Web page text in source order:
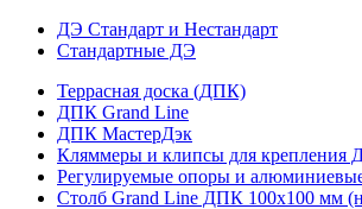
ДЭ Стандарт и Нестандарт
Стандартные ДЭ
Террасная доска (ДПК)
ДПК Grand Line
ДПК МастерДэк
Кляммеры и клипсы для крепления
Регулируемые опоры и
Столб Grand Line ДПК 100х100 мм